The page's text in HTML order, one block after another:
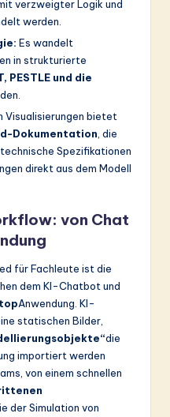
verzweigter Logik und
werden.
Es wandelt
in strukturierte
PESTLE und die
Visualisierungen bietet
Dokumentation, die
Spezifikationen
direkt aus dem Modell
von Chat
für Fachleute ist die
dem KI-Chatbot und
Anwendung. KI-
statischen Bilder,
die
importiert werden
von einem schnellen
der Simulation von